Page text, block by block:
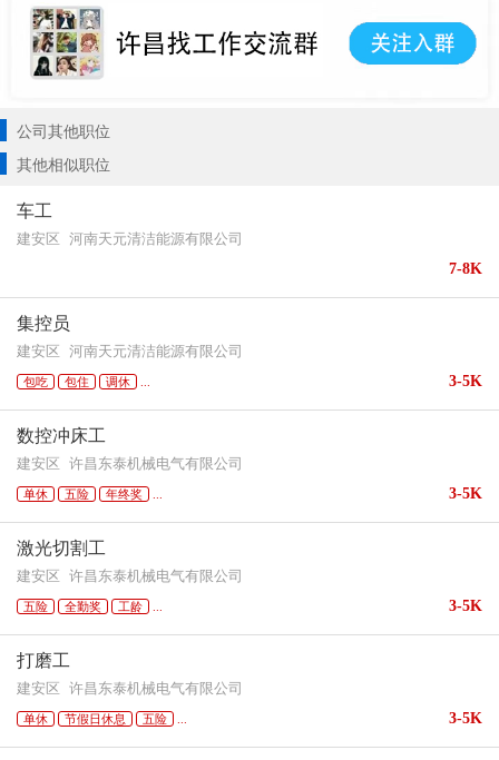
公司其他职位
其他相似职位
车工
建安区 河南天元清洁能源有限公司
7-8K
集控员
建安区 河南天元清洁能源有限公司
包吃 包住 调休 3-5K
数控冲床工
建安区 许昌东泰机械电气有限公司
单休 五险 年终奖 3-5K
激光切割工
建安区 许昌东泰机械电气有限公司
五险 全勤奖 工龄 3-5K
打磨工
建安区 许昌东泰机械电气有限公司
单休 节假日休息 五险 3-5K